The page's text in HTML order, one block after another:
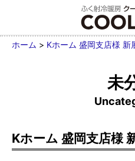
ホーム > Kホーム 盛岡支店様 新
未
Kホーム 盛岡支店様